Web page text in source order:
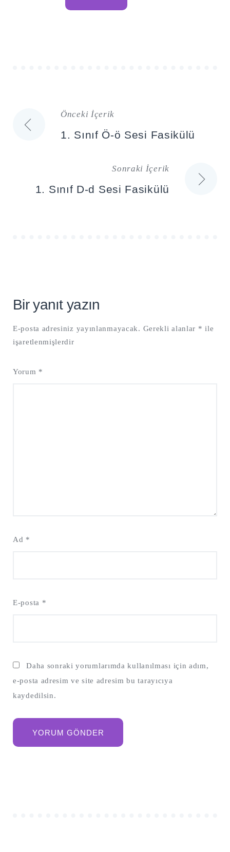
Yazı
Önceki İçerik
1. Sınıf Ö-ö Sesi Fasikülü
Sonraki İçerik
1. Sınıf D-d Sesi Fasikülü
Bir yanıt yazın
E-posta adresiniz yayınlanmayacak. Gerekli alanlar * ile
işaretlenmişlerdir
Yorum *
Ad *
E-posta *
Daha sonraki yorumlarımda kullanılması için adım,
e-posta adresim ve site adresim bu tarayıcıya
kaydedilsin.